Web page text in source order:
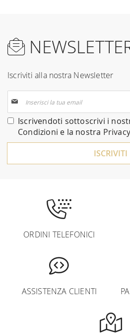
Iscriviti alla nostra Newsletter
alla
nostra
Newsletter:
Iscrivendoti sottoscrivi i
Condizioni e la nostra
ISCRIVITI
ORDINI TELEFONICI
ASSISTENZA CLIENTI